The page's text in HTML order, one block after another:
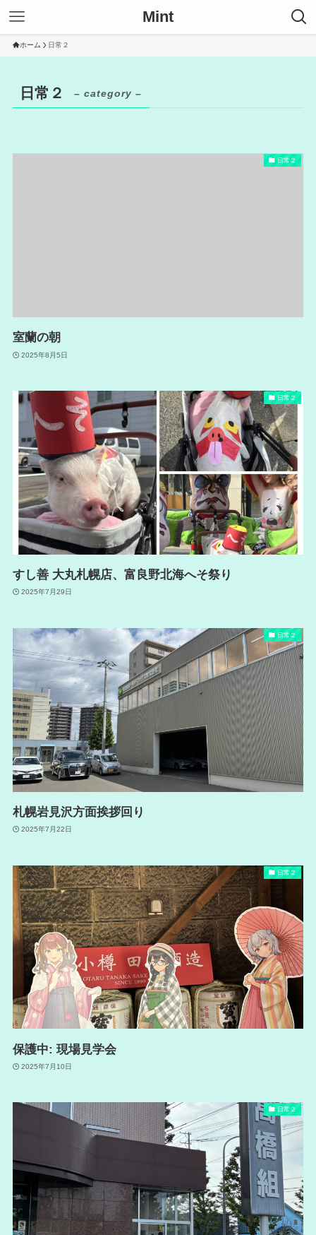
Mint
ホーム 日常２
日常２ – category –
日常２
室蘭の朝
2025年8月5日
日常２
すし善 大丸札幌店、富良野北海へそ祭り
2025年7月29日
日常２
札幌岩見沢方面挨拶回り
2025年7月22日
日常２
保護中: 現場見学会
2025年7月10日
日常２